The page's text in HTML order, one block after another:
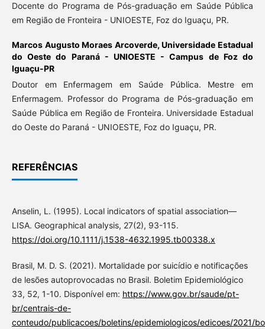
Docente do Programa de Pós-graduação em Saúde Pública
em Região de Fronteira - UNIOESTE, Foz do Iguaçu, PR.
Marcos Augusto Moraes Arcoverde,Universidade Estadual
do Oeste do Paraná - UNIOESTE - Campus de Foz do
Iguaçu-PR
Doutor em Enfermagem em Saúde Pública. Mestre em
Enfermagem. Professor do Programa de Pós-graduação em
Saúde Pública em Região de Fronteira. Universidade Estadual
do Oeste do Paraná - UNIOESTE, Foz do Iguaçu, PR.
REFERÊNCIAS
Anselin, L. (1995). Local indicators of spatial association—
LISA. Geographical analysis, 27(2), 93-115.
https://doi.org/10.1111/j.1538-4632.1995.tb00338.x
Brasil, M. D. S. (2021). Mortalidade por suicídio e notificações
de lesões autoprovocadas no Brasil. Boletim Epidemiológico
33, 52, 1-10. Disponível em: https://www.gov.br/saude/pt-
br/centrais-de-
conteudo/publicacoes/boletins/epidemiologicos/edicoes/2021/